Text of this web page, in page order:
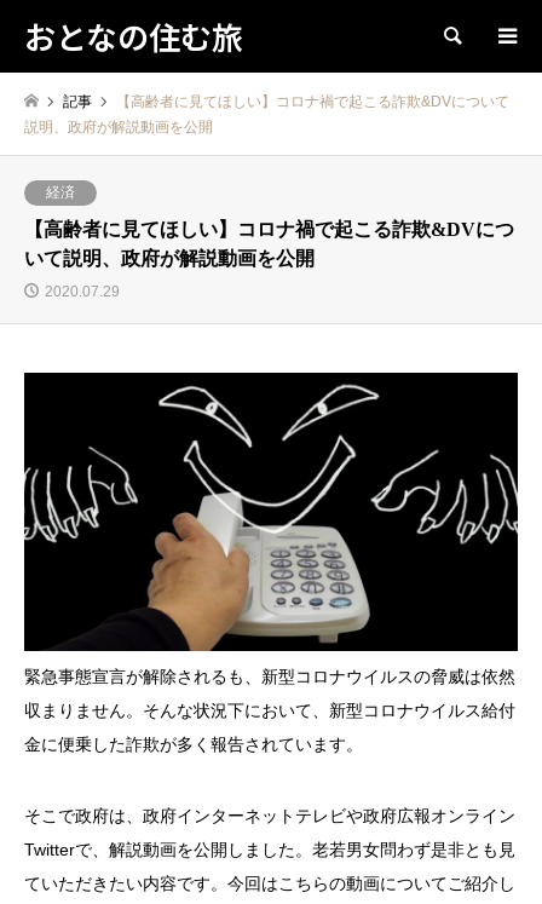
おとなの住む旅 検索
記事
【高齢者に見てほしい】コロナ禍で起こる詐欺&DVについて
説明、政府が解説動画を公開
経済
【高齢者に見てほしい】コロナ禍で起こる詐欺&DVにつ
いて説明、政府が解説動画を公開
2020.07.29
緊急事態宣言が解除されるも、新型コロナウイルスの脅威は依然
収まりません。そんな状況下において、新型コロナウイルス給付
金に便乗した詐欺が多く報告されています。
そこで政府は、政府インターネットテレビや政府広報オンライン
Twitterで、解説動画を公開しました。老若男女問わず是非とも見
ていただきたい内容です。今回はこちらの動画についてご紹介し